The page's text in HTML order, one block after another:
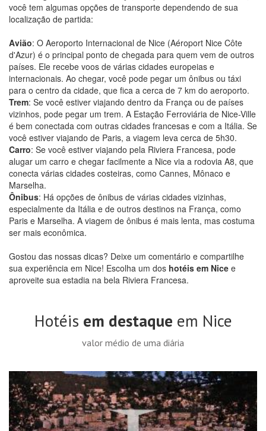
você tem algumas opções de transporte dependendo de sua
localização de partida:
Avião: O Aeroporto Internacional de Nice (Aéroport Nice Côte
d'Azur) é o principal ponto de chegada para quem vem de outros
países. Ele recebe voos de várias cidades europeias e
internacionais. Ao chegar, você pode pegar um ônibus ou táxi
para o centro da cidade, que fica a cerca de 7 km do aeroporto.
Trem: Se você estiver viajando dentro da França ou de países
vizinhos, pode pegar um trem. A Estação Ferroviária de Nice-Ville
é bem conectada com outras cidades francesas e com a Itália. Se
você estiver viajando de Paris, a viagem leva cerca de 5h30.
Carro: Se você estiver viajando pela Riviera Francesa, pode
alugar um carro e chegar facilmente a Nice via a rodovia A8, que
conecta várias cidades costeiras, como Cannes, Mônaco e
Marselha.
Ônibus: Há opções de ônibus de várias cidades vizinhas,
especialmente da Itália e de outros destinos na França, como
Paris e Marselha. A viagem de ônibus é mais lenta, mas costuma
ser mais econômica.
Gostou das nossas dicas? Deixe um comentário e compartilhe
sua experiência em Nice! Escolha um dos hotéis em Nice e
aproveite sua estadia na bela Riviera Francesa.
Hotéis em destaque em Nice
valor médio de uma diária